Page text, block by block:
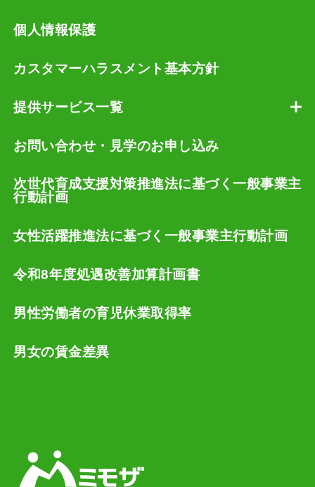
個人情報保護
カスタマーハラスメント基本方針
提供サービス一覧
お問い合わせ・見学のお申し込み
次世代育成支援対策推進法に基づく一般事業主
行動計画
女性活躍推進法に基づく一般事業主行動計画
令和8年度処遇改善加算計画書
男性労働者の育児休業取得率
男女の賃金差異